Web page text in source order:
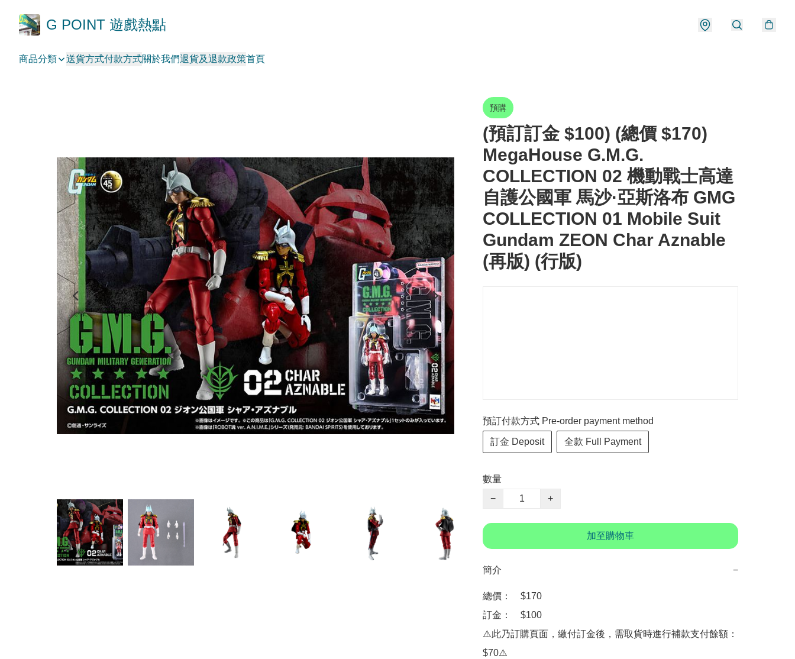
G POINT 遊戲熱點
商品分類 送貨方式付款方式關於我們退貨及退款政策首頁
預購
(預訂訂金 $100) (總價 $170)
MegaHouse G.M.G.
COLLECTION 02 機動戰士高達
自護公國軍 馬沙·亞斯洛布 GMG
COLLECTION 01 Mobile Suit
Gundam ZEON Char Aznable
(再版) (行版)
預訂付款方式 Pre-order payment method
訂金 Deposit 全款 Full Payment
數量
−
+
加至購物車
簡介 −
總價：　$170
訂金：　$100
⚠️此乃訂購頁面，繳付訂金後，需取貨時進行補款支付餘額：
$70⚠️